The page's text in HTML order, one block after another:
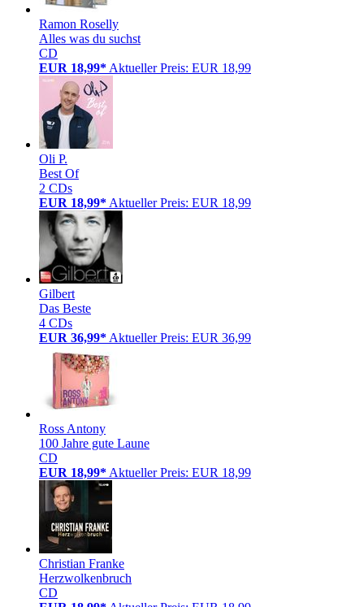
Ramon Roselly
Alles was du suchst
CD
EUR 18,99* Aktueller Preis: EUR 18,99
Oli P.
Best Of
2 CDs
EUR 18,99* Aktueller Preis: EUR 18,99
Gilbert
Das Beste
4 CDs
EUR 36,99* Aktueller Preis: EUR 36,99
Ross Antony
100 Jahre gute Laune
CD
EUR 18,99* Aktueller Preis: EUR 18,99
Christian Franke
Herzwolkenbruch
CD